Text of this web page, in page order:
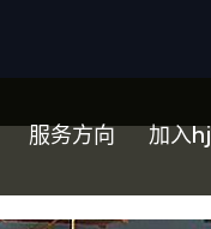
服务方向 加入